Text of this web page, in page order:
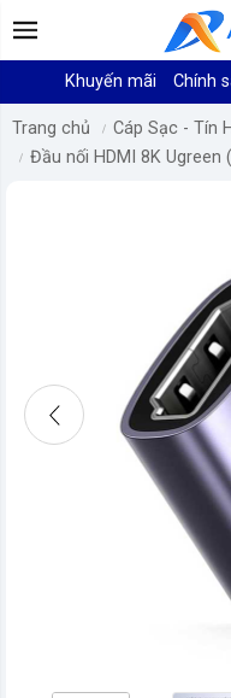
Khuyến mãi Chính
Trang chủ Cáp Sạc - Tín
Đầu nối HDMI 8K Ugreen